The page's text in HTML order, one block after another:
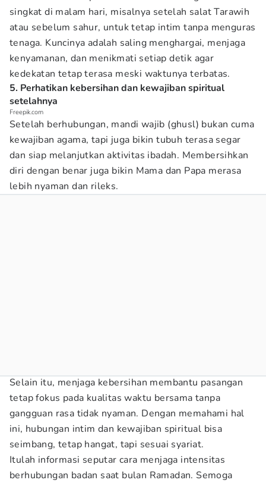
singkat di malam hari, misalnya setelah salat Tarawih
atau sebelum sahur, untuk tetap intim tanpa menguras
tenaga. Kuncinya adalah saling menghargai, menjaga
kenyamanan, dan menikmati setiap detik agar
kedekatan tetap terasa meski waktunya terbatas.
5. Perhatikan kebersihan dan kewajiban spiritual
setelahnya
Freepik.com
Setelah berhubungan, mandi wajib (ghusl) bukan cuma
kewajiban agama, tapi juga bikin tubuh terasa segar
dan siap melanjutkan aktivitas ibadah. Membersihkan
diri dengan benar juga bikin Mama dan Papa merasa
lebih nyaman dan rileks.
Selain itu, menjaga kebersihan membantu pasangan
tetap fokus pada kualitas waktu bersama tanpa
gangguan rasa tidak nyaman. Dengan memahami hal
ini, hubungan intim dan kewajiban spiritual bisa
seimbang, tetap hangat, tapi sesuai syariat.
Itulah informasi seputar cara menjaga intensitas
berhubungan badan saat bulan Ramadan. Semoga